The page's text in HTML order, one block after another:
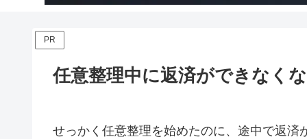
PR
任意整理中に返済ができなく
せっかく任意整理を始めたのに、途中で返済